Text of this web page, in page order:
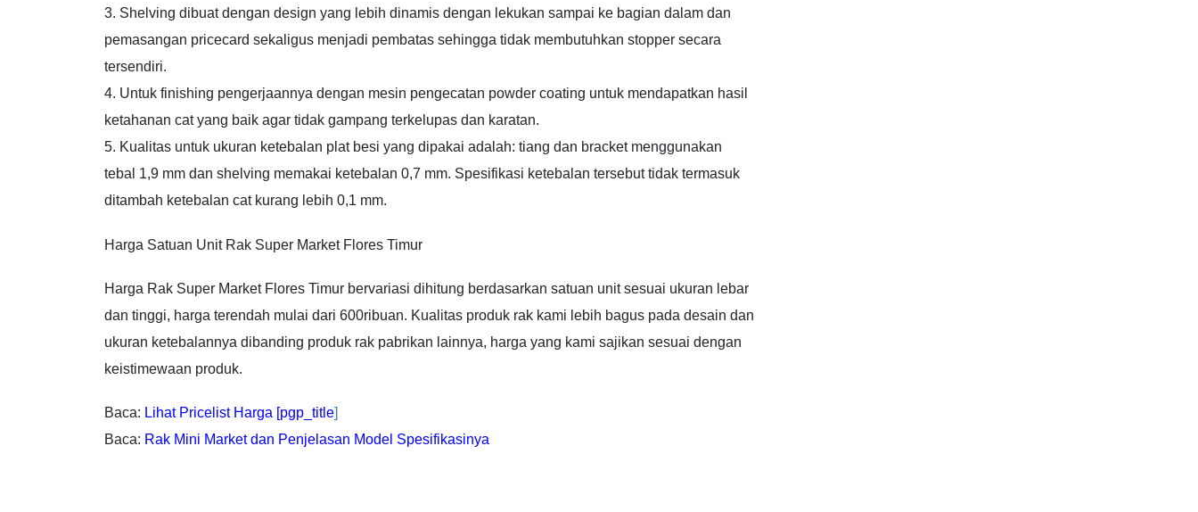
3. Shelving dibuat dengan design yang lebih dinamis dengan lekukan sampai ke bagian dalam dan
pemasangan pricecard sekaligus menjadi pembatas sehingga tidak membutuhkan stopper secara
tersendiri.
4. Untuk finishing pengerjaannya dengan mesin pengecatan powder coating untuk mendapatkan hasil
ketahanan cat yang baik agar tidak gampang terkelupas dan karatan.
5. Kualitas untuk ukuran ketebalan plat besi yang dipakai adalah: tiang dan bracket menggunakan
tebal 1,9 mm dan shelving memakai ketebalan 0,7 mm. Spesifikasi ketebalan tersebut tidak termasuk
ditambah ketebalan cat kurang lebih 0,1 mm.
Harga Satuan Unit Rak Super Market Flores Timur
Harga Rak Super Market Flores Timur bervariasi dihitung berdasarkan satuan unit sesuai ukuran lebar
dan tinggi, harga terendah mulai dari 600ribuan. Kualitas produk rak kami lebih bagus pada desain dan
ukuran ketebalannya dibanding produk rak pabrikan lainnya, harga yang kami sajikan sesuai dengan
keistimewaan produk.
Baca: Lihat Pricelist Harga [pgp_title]
Baca: Rak Mini Market dan Penjelasan Model Spesifikasinya